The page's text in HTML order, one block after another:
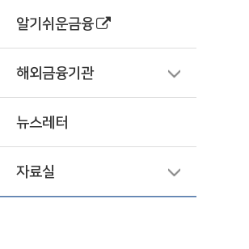
알기쉬운금융
해외금융기관
뉴스레터
자료실